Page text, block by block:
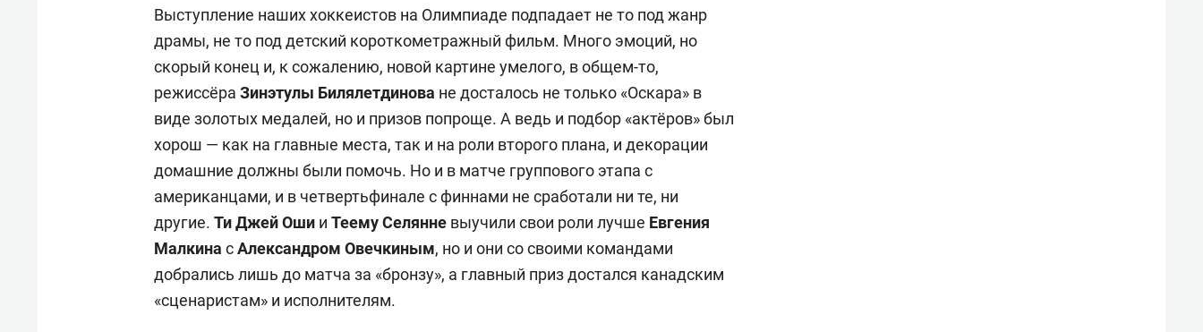
Выступление наших хоккеистов на Олимпиаде подпадает не то под жанр
драмы, не то под детский короткометражный фильм. Много эмоций, но
скорый конец и, к сожалению, новой картине умелого, в общем-то,
режиссёра Зинэтулы Билялетдинова не досталось не только «Оскара» в
виде золотых медалей, но и призов попроще. А ведь и подбор «актёров» был
хорош — как на главные места, так и на роли второго плана, и декорации
домашние должны были помочь. Но и в матче группового этапа с
американцами, и в четвертьфинале с финнами не сработали ни те, ни
другие. Ти Джей Оши и Теему Селянне выучили свои роли лучше Евгения
Малкина сАлександром Овечкиным, но и они со своими командами
добрались лишь до матча за «бронзу», а главный приз достался канадским
«сценаристам» и исполнителям.